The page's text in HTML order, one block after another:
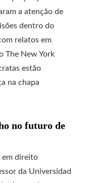
a atenção de
dentro do
relatos em
The New York
estão
na chapa
no futuro de
em direito
da Universidad